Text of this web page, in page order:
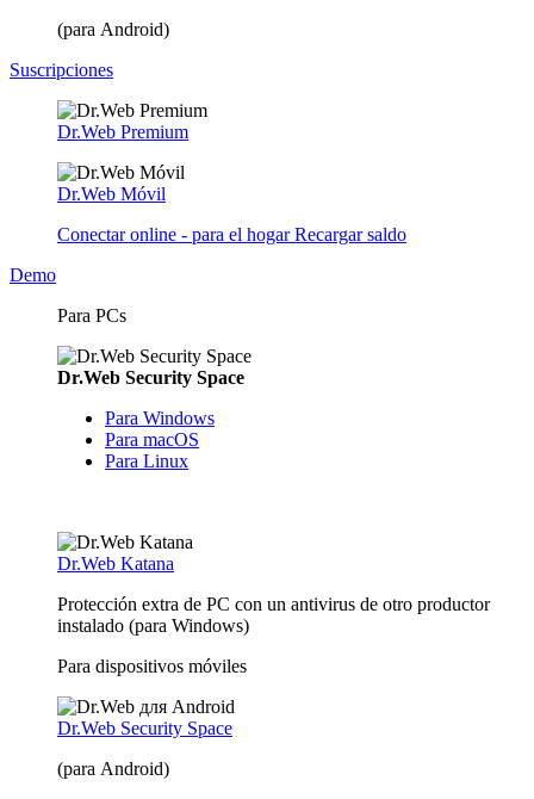
(para Android)
Suscripciones
Dr.Web Premium
Dr.Web Móvil
Conectar online - para el hogar Recargar saldo
Demo
Para PCs
Dr.Web Security Space
Para Windows
Para macOS
Para Linux
Dr.Web Katana
Protección extra de PC con un antivirus de otro productor
instalado (para Windows)
Para dispositivos móviles
Dr.Web Security Space
(para Android)